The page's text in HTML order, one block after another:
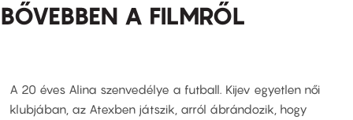
BŐVEBBEN A FILMRŐL
A 20 éves Alina szenvedélye a futball. Kijev egyetlen női
klubjában, az Atexben játszik, arról ábrándozik, hogy